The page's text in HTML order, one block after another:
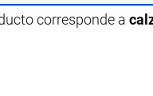
corresponde a